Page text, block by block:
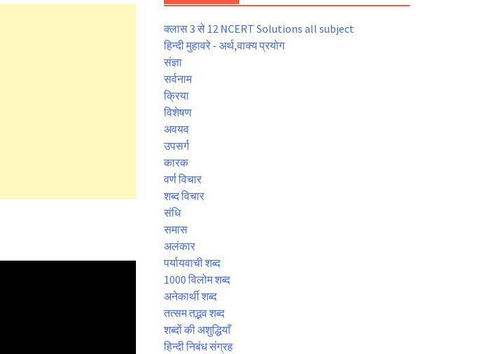
क्लास 3 से 12 NCERT Solutions all subject
हिन्दी मुहावरे - अर्थ,वाक्य प्रयोग
संज्ञा
सर्वनाम
क्रिया
विशेषण
अवयव
उपसर्ग
कारक
वर्ण विचार
शब्द विचार
संधि
समास
अलंकार
पर्यायवाची शब्द
1000 विलोम शब्द
अनेकार्थी शब्द
तत्सम तद्भव शब्द
शब्दों की अशुद्धियाँ
हिन्दी निबंध संग्रह